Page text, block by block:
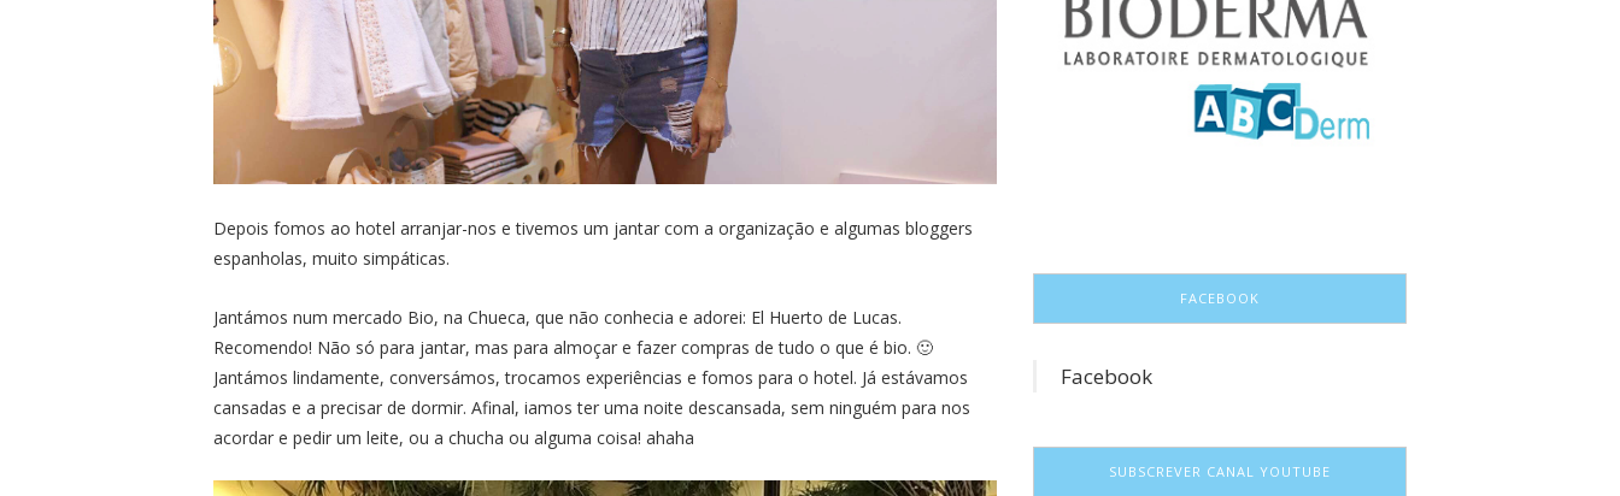
Depois fomos ao hotel arranjar-nos e tivemos um jantar com a organização e algumas bloggers
espanholas, muito simpáticas.
Jantámos num mercado Bio, na Chueca, que não conhecia e adorei: El Huerto de Lucas.
Recomendo! Não só para jantar, mas para almoçar e fazer compras de tudo o que é bio. 🙂
Jantámos lindamente, conversámos, trocamos experiências e fomos para o hotel. Já estávamos
cansadas e a precisar de dormir. Afinal, iamos ter uma noite descansada, sem ninguém para nos
acordar e pedir um leite, ou a chucha ou alguma coisa! ahaha
FACEBOOK
Facebook
SUBSCREVER CANAL YOUTUBE